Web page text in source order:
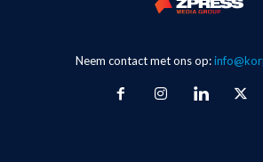
Neem contact met ons op: